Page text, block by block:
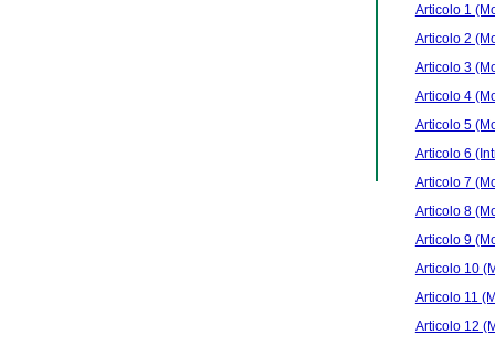
Articolo 1
Articolo 2
Articolo 3
Articolo 4
Articolo 5
Articolo 6
Articolo 7
Articolo 8
Articolo 9
Articolo 10
Articolo 11
Articolo 12